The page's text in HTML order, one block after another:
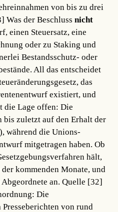
von bis zu drei
Was der Beschlussnicht
einen Steuersatz, eine
oder zu Staking und
Bestandsschutz- oder
All das entscheidet
das
existiert, und
die Lage offen: Die
bis zuletzt auf den Erhalt der
während die Unions-
mitgetragen haben. Ob
hält,
kommenden Monate, und
Abgeordnete an.Quelle [32]
Die
von rund